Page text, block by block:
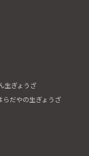
生ぎょうざ
だやの生ぎょうざ